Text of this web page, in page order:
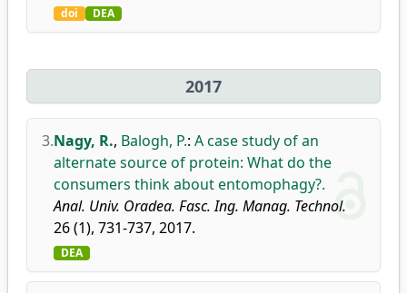
doi DEA
2017
3.Nagy, R., Balogh, P.: A case study of an
alternate source of protein: What do the
consumers think about entomophagy?.
Anal. Univ. Oradea. Fasc. Ing. Manag. Technol.
26 (1), 731-737, 2017.
DEA